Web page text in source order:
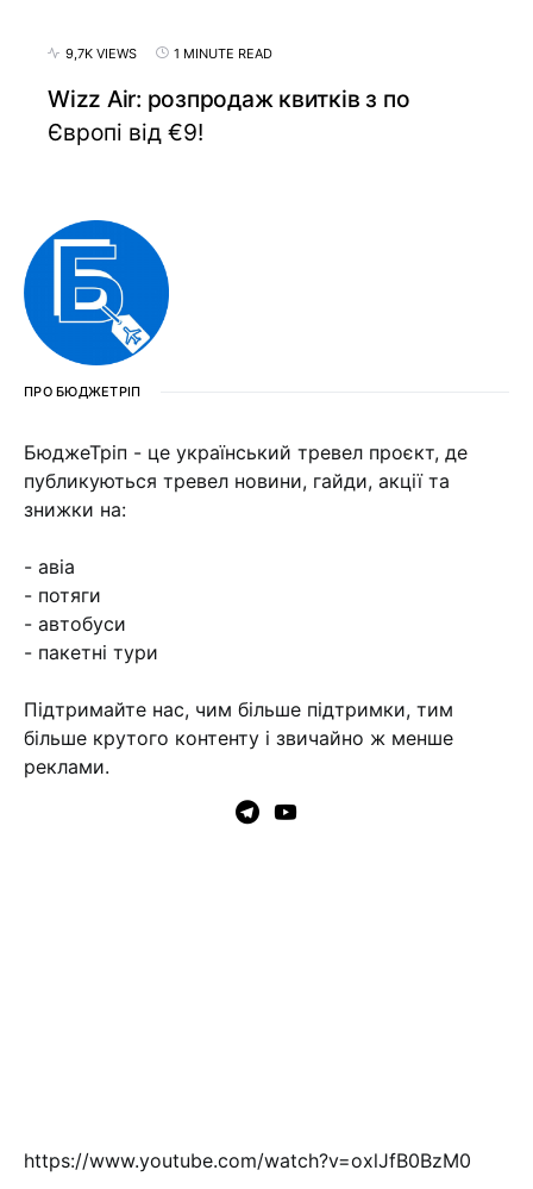
9,7K VIEWS 1 MINUTE READ
Wizz Air: розпродаж квитків з по
Європі від €9!
ПРО БЮДЖЕТРІП
БюджеТріп - це український тревел проєкт, де
публикуються тревел новини, гайди, акції та
знижки на:
- авіа
- потяги
- автобуси
- пакетні тури
Підтримайте нас, чим більше підтримки, тим
більше крутого контенту і звичайно ж менше
реклами.
https://www.youtube.com/watch?v=oxlJfB0BzM0